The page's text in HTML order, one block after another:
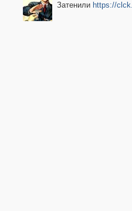
Затенили https://